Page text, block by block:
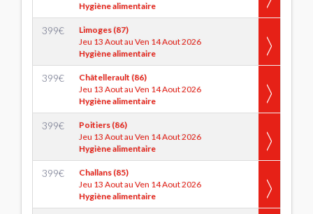
Hygiène alimentaire
399€
Limoges (87)
Jeu 13 Aout au Ven 14 Aout 2026
Hygiène alimentaire
399€
Châtellerault (86)
Jeu 13 Aout au Ven 14 Aout 2026
Hygiène alimentaire
399€
Poitiers (86)
Jeu 13 Aout au Ven 14 Aout 2026
Hygiène alimentaire
399€
Challans (85)
Jeu 13 Aout au Ven 14 Aout 2026
Hygiène alimentaire